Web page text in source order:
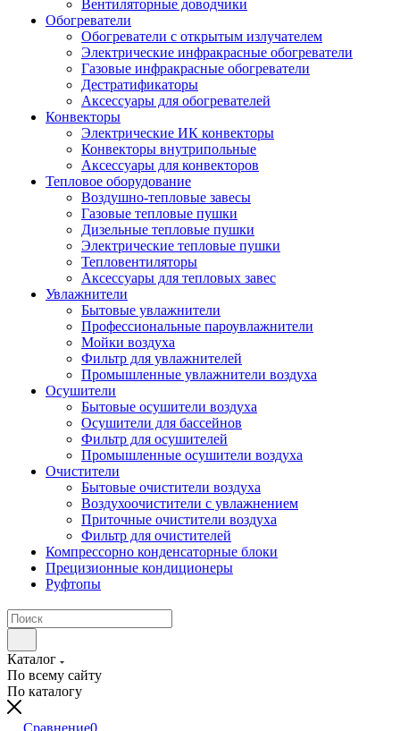
Вентиляторные доводчики
Обогреватели
Обогреватели с открытым излучателем
Электрические инфракрасные обогреватели
Газовые инфракрасные обогреватели
Дестратификаторы
Аксессуары для обогревателей
Конвекторы
Электрические ИК конвекторы
Конвекторы внутрипольные
Аксессуары для конвекторов
Тепловое оборудование
Воздушно-тепловые завесы
Газовые тепловые пушки
Дизельные тепловые пушки
Электрические тепловые пушки
Тепловентиляторы
Аксессуары для тепловых завес
Увлажнители
Бытовые увлажнители
Профессиональные пароувлажнители
Мойки воздуха
Фильтр для увлажнителей
Промышленные увлажнители воздуха
Осушители
Бытовые осушители воздуха
Осушители для бассейнов
Фильтр для осушителей
Промышленные осушители воздуха
Очистители
Бытовые очистители воздуха
Воздухоочистители с увлажнением
Приточные очистители воздуха
Фильтр для очистителей
Компрессорно конденсаторные блоки
Прецизионные кондиционеры
Руфтопы
Каталог
По всему сайту
По каталогу
Сравнение0